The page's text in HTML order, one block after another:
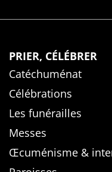
PRIER, CÉLÉBRER
Catéchuménat
Célébrations
Les funérailles
Messes
Œcuménisme &